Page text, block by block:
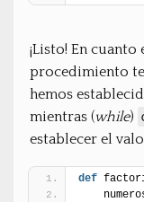
¡Listo! En cuanto
procedimiento
hemos
mientras (while)
establecer el
def